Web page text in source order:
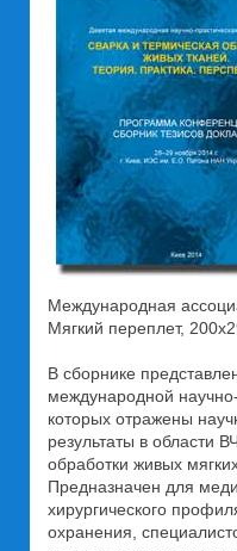
Международная
Мягкий переплет,
В сборнике
международной
которых отражены
результаты в области
обработки живых
Предназначен для
хирургического
охранения,